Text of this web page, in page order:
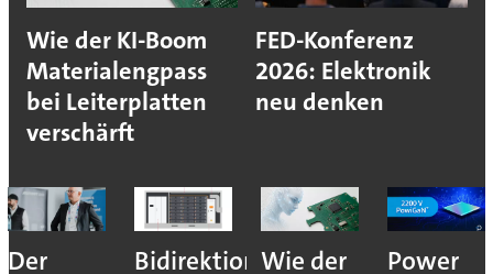
Wie der KI-Boom
Materialengpass
bei Leiterplatten
verschärft
FED-Konferenz
2026: Elektronik
neu denken
Der
BidirektionalesWie der
Power